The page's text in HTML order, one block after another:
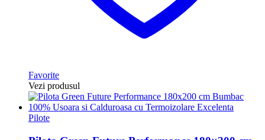
Favorite
Vezi produsul
Pilote